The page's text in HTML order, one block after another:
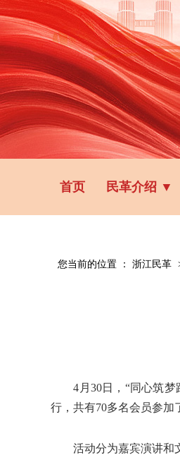
首页 民革介绍 ▼
您当前的位置 ： 浙江民革
4月30日，“同心筑梦跟
行，共有70多名会员参加
活动分为嘉宾演讲和文